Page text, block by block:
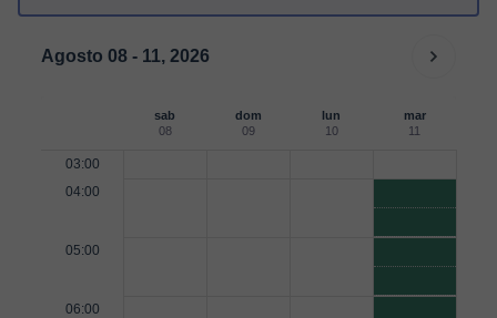
Agosto 08 - 11, 2026
sab
08
dom
09
lun
10
mar
11
03:00
04:00
05:00
06:00